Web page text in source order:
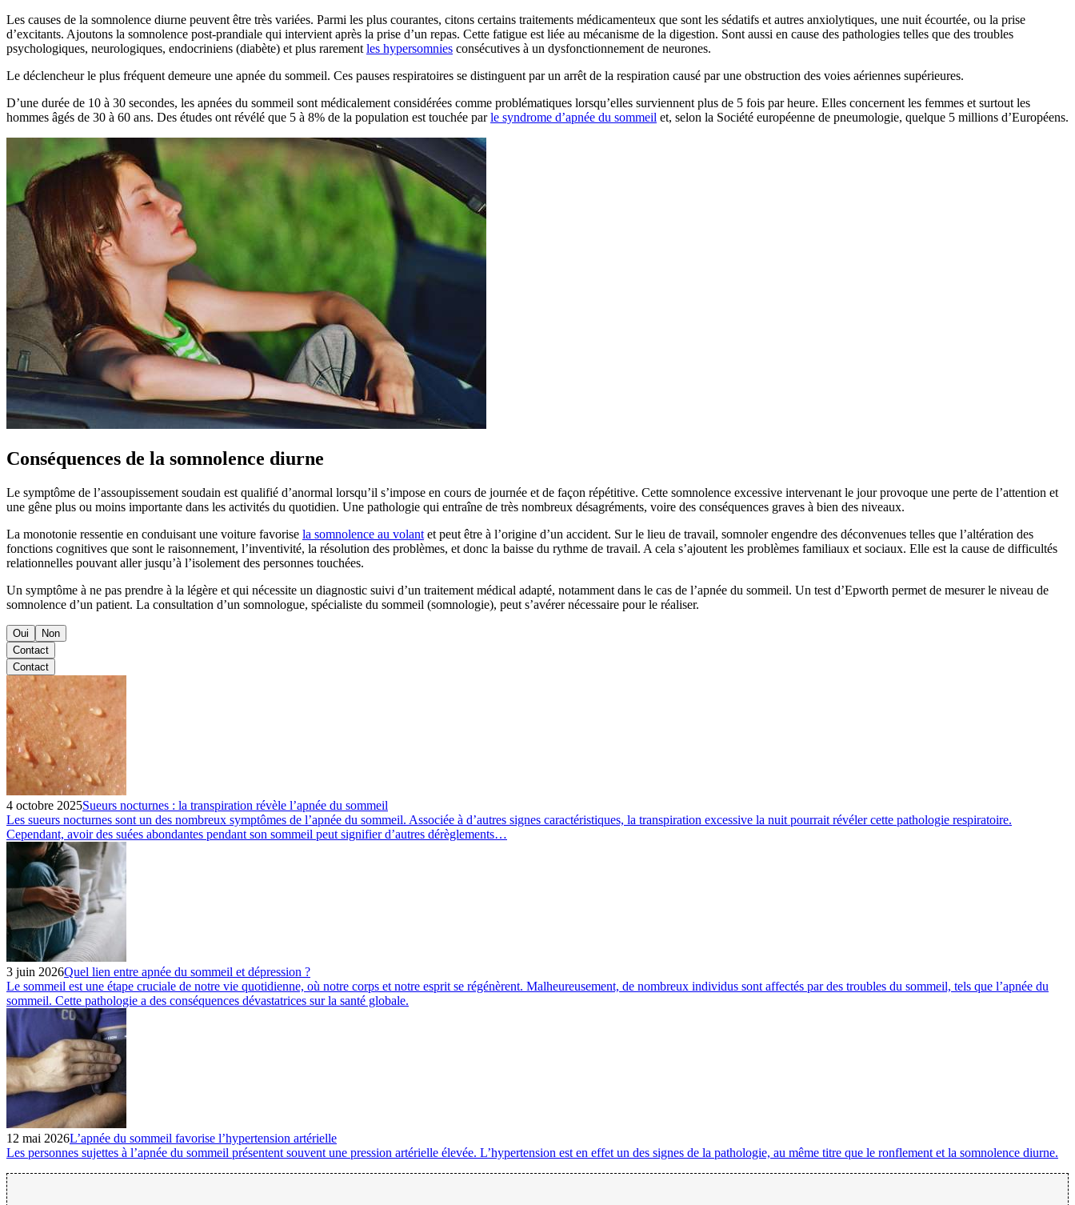
Les causes de la somnolence diurne peuvent être très variées. Parmi les plus courantes, citons certains traitements médicamenteux que sont les sédatifs et autres anxiolytiques, une nuit écourtée, ou la prise
d’excitants. Ajoutons la somnolence post-prandiale qui intervient après la prise d’un repas. Cette fatigue est liée au mécanisme de la digestion. Sont aussi en cause des pathologies telles que des troubles
psychologiques, neurologiques, endocriniens (diabète) et plus rarement les hypersomnies consécutives à un dysfonctionnement de neurones.
Le déclencheur le plus fréquent demeure une apnée du sommeil. Ces pauses respiratoires se distinguent par un arrêt de la respiration causé par une obstruction des voies aériennes supérieures.
D’une durée de 10 à 30 secondes, les apnées du sommeil sont médicalement considérées comme problématiques lorsqu’elles surviennent plus de 5 fois par heure. Elles concernent les femmes et surtout les
hommes âgés de 30 à 60 ans. Des études ont révélé que 5 à 8% de la population est touchée parle syndrome d’apnée du sommeil et, selon la Société européenne de pneumologie, quelque 5 millions d’Européens.
Conséquences de la somnolence diurne
Le symptôme de l’assoupissement soudain est qualifié d’anormal lorsqu’il s’impose en cours de journée et de façon répétitive. Cette somnolence excessive intervenant le jour provoque une perte de l’attention et
une gêne plus ou moins importante dans les activités du quotidien. Une pathologie qui entraîne de très nombreux désagréments, voire des conséquences graves à bien des niveaux.
La monotonie ressentie en conduisant une voiture favorise la somnolence au volant et peut être à l’origine d’un accident. Sur le lieu de travail, somnoler engendre des déconvenues telles que l’altération des
fonctions cognitives que sont le raisonnement, l’inventivité, la résolution des problèmes, et donc la baisse du rythme de travail. A cela s’ajoutent les problèmes familiaux et sociaux. Elle est la cause de difficultés
relationnelles pouvant aller jusqu’à l’isolement des personnes touchées.
Un symptôme à ne pas prendre à la légère et qui nécessite un diagnostic suivi d’un traitement médical adapté, notamment dans le cas de l’apnée du sommeil. Un test d’Epworth permet de mesurer le niveau de
somnolence d’un patient. La consultation d’un somnologue, spécialiste du sommeil (somnologie), peut s’avérer nécessaire pour le réaliser.
Oui
Non
Contact
Contact
4 octobre 2025Sueurs nocturnes : la transpiration révèle l’apnée du sommeil
Les sueurs nocturnes sont un des nombreux symptômes de l’apnée du sommeil. Associée à d’autres signes caractéristiques, la transpiration excessive la nuit pourrait révéler cette pathologie respiratoire.
Cependant, avoir des suées abondantes pendant son sommeil peut signifier d’autres dérèglements…
3 juin 2026Quel lien entre apnée du sommeil et dépression ?
Le sommeil est une étape cruciale de notre vie quotidienne, où notre corps et notre esprit se régénèrent. Malheureusement, de nombreux individus sont affectés par des troubles du sommeil, tels que l’apnée du
sommeil. Cette pathologie a des conséquences dévastatrices sur la santé globale.
12 mai 2026L’apnée du sommeil favorise l’hypertension artérielle
Les personnes sujettes à l’apnée du sommeil présentent souvent une pression artérielle élevée. L’hypertension est en effet un des signes de la pathologie, au même titre que le ronflement et la somnolence diurne.